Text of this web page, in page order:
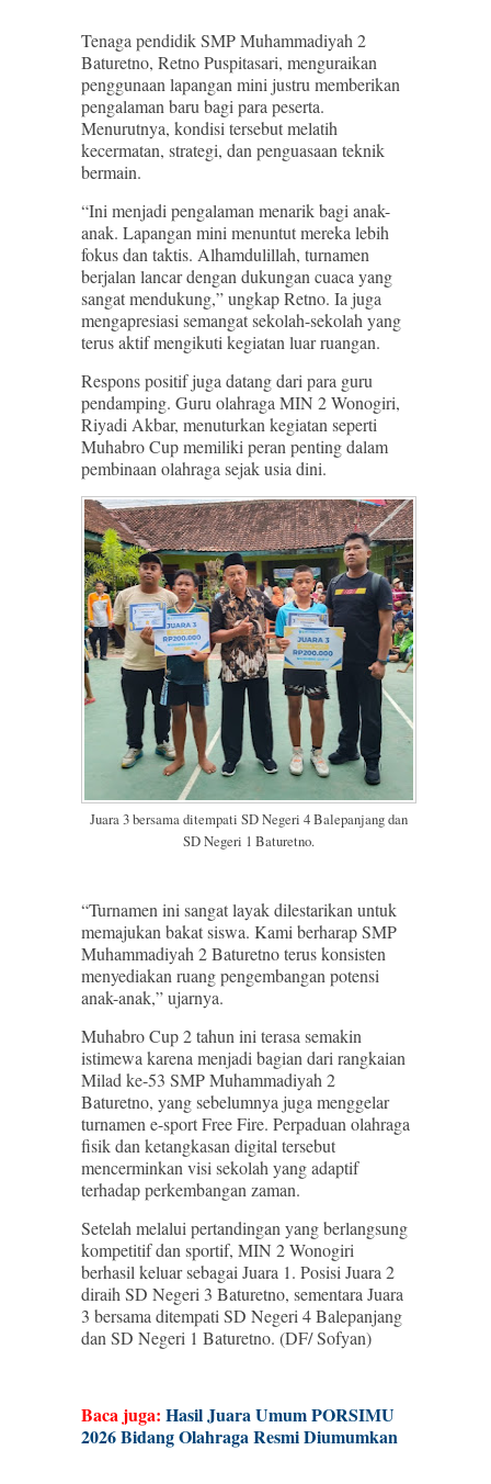
Tenaga pendidik SMP Muhammadiyah 2
Baturetno, Retno Puspitasari, menguraikan
penggunaan lapangan mini justru memberikan
pengalaman baru bagi para peserta.
Menurutnya, kondisi tersebut melatih
kecermatan, strategi, dan penguasaan teknik
bermain.
“Ini menjadi pengalaman menarik bagi anak-
anak. Lapangan mini menuntut mereka lebih
fokus dan taktis. Alhamdulillah, turnamen
berjalan lancar dengan dukungan cuaca yang
sangat mendukung,” ungkap Retno. Ia juga
mengapresiasi semangat sekolah-sekolah yang
terus aktif mengikuti kegiatan luar ruangan.
Respons positif juga datang dari para guru
pendamping. Guru olahraga MIN 2 Wonogiri,
Riyadi Akbar, menuturkan kegiatan seperti
Muhabro Cup memiliki peran penting dalam
pembinaan olahraga sejak usia dini.
Juara 3 bersama ditempati SD Negeri 4 Balepanjang dan
SD Negeri 1 Baturetno.
“Turnamen ini sangat layak dilestarikan untuk
memajukan bakat siswa. Kami berharap SMP
Muhammadiyah 2 Baturetno terus konsisten
menyediakan ruang pengembangan potensi
anak-anak,” ujarnya.
Muhabro Cup 2 tahun ini terasa semakin
istimewa karena menjadi bagian dari rangkaian
Milad ke-53 SMP Muhammadiyah 2
Baturetno, yang sebelumnya juga menggelar
turnamen e-sport Free Fire. Perpaduan olahraga
fisik dan ketangkasan digital tersebut
mencerminkan visi sekolah yang adaptif
terhadap perkembangan zaman.
Setelah melalui pertandingan yang berlangsung
kompetitif dan sportif, MIN 2 Wonogiri
berhasil keluar sebagai Juara 1. Posisi Juara 2
diraih SD Negeri 3 Baturetno, sementara Juara
3 bersama ditempati SD Negeri 4 Balepanjang
dan SD Negeri 1 Baturetno. (DF/ Sofyan)
Baca juga: Hasil Juara Umum PORSIMU
2026 Bidang Olahraga Resmi Diumumkan